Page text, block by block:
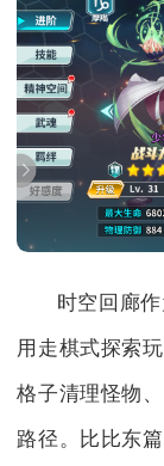
时空回廊
用走棋式探索
格子清理怪物
路径。比比东